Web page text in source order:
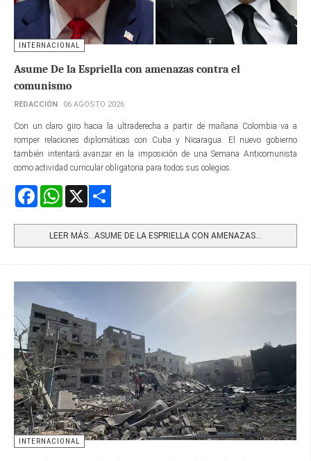
INTERNACIONAL
Asume De la Espriella con amenazas contra el
comunismo
REDACCIÓN 06 AGOSTO 2026
Con un claro giro hacia la ultraderecha a partir de mañana Colombia va a
romper relaciones diplomáticas con Cuba y Nicaragua. El nuevo gobierno
también intentará avanzar en la imposición de una Semana Anticomunista
como actividad curricular obligatoria para todos sus colegios.
FacebookWhatsApp
LEER MÁS…ASUME DE LA ESPRIELLA CON AMENAZAS...
INTERNACIONAL